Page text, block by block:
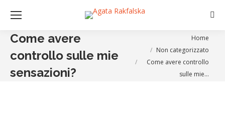
Come avere
controllo sulle mie
sensazioni?
Home
Non categorizzato
Come avere controllo
sulle mie…